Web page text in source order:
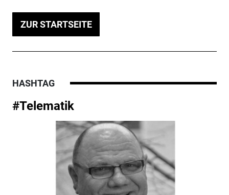
ZUR STARTSEITE
HASHTAG
#Telematik